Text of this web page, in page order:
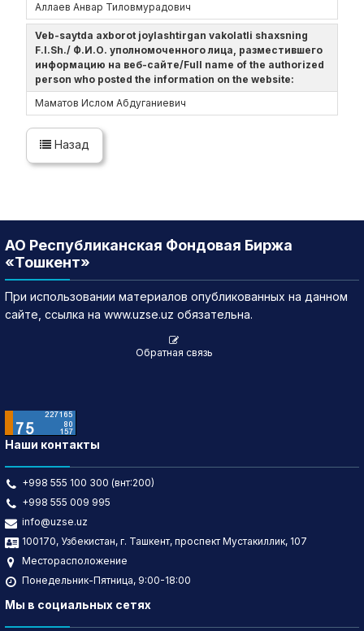
Аллаев Анвар Тиловмурадович
Veb-saytda axborot joylashtirgan vakolatli shaxsning
F.I.Sh./ Ф.И.О. уполномоченного лица, разместившего
информацию на веб-сайте/Full name of the authorized
person who posted the information on the website:
Маматов Ислом Абдуганиевич
Назад
АО Республиканская Фондовая Биржа
«Тошкент»
При использовании материалов опубликованных на данном
сайте, ссылка на www.uzse.uz обязательна.
Обратная связь
Наши контакты
+998 555 100 300 (внт:200)
+998 555 009 995
info@uzse.uz
100170, Узбекистан, г. Ташкент, проспект Мустакиллик, 107
Месторасположение
Понедельник-Пятница, 9:00-18:00
Мы в социальных сетях